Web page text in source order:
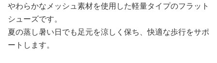
やわらかなメッシュ素材を使用した軽量タイプのフラット
シューズです。
夏の蒸し暑い日でも足元を涼しく保ち、快適な歩行をサポ
ートします。